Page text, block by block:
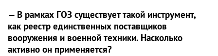
— В рамках ГОЗ существует такой инструмент,
как реестр единственных поставщиков
вооружения и военной техники. Насколько
активно он применяется?